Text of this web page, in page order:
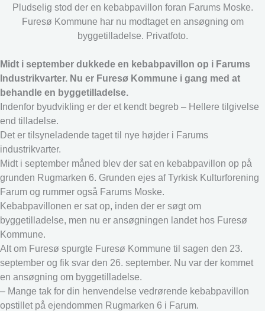
Pludselig stod der en kebabpavillon foran Farums Moske.
Furesø Kommune har nu modtaget en ansøgning om
byggetilladelse. Privatfoto.
Midt i september dukkede en kebabpavillon op i Farums
Industrikvarter. Nu er Furesø Kommune i gang med at
behandle en byggetilladelse.
Indenfor byudvikling er der et kendt begreb – Hellere tilgivelse
end tilladelse.
Det er tilsyneladende taget til nye højder i Farums
industrikvarter.
Midt i september måned blev der sat en kebabpavillon op på
grunden Rugmarken 6. Grunden ejes af Tyrkisk Kulturforening
Farum og rummer også Farums Moske.
Kebabpavillonen er sat op, inden der er søgt om
byggetilladelse, men nu er ansøgningen landet hos Furesø
Kommune.
Alt om Furesø spurgte Furesø Kommune til sagen den 23.
september og fik svar den 26. september. Nu var der kommet
en ansøgning om byggetilladelse.
– Mange tak for din henvendelse vedrørende kebabpavillon
opstillet på ejendommen Rugmarken 6 i Farum.